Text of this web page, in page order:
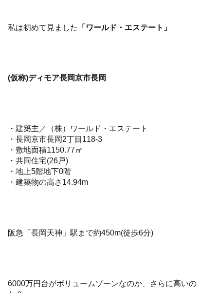
私は初めて見ました 「ワールド・エステート」
(仮称)ディモア長岡京市長岡
・建築主／（株）ワールド・エステート
・長岡京市長岡2丁目118-3
・敷地面積1150.77㎡
・共同住宅(26戸)
・地上5階地下0階
・建築物の高さ14.94m
阪急「長岡天神」駅まで約450m(徒歩6分)
6000万円台がボリュームゾーンなのか、さらに高いの